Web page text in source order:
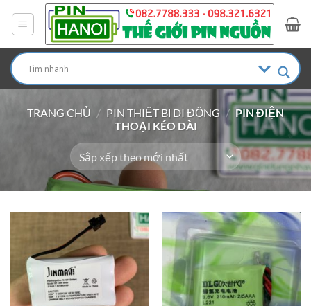
dung
TRANG CHỦ / PIN THIẾT BỊ DI ĐỘNG / PIN ĐIỆN
THOẠI KÉO DÀI